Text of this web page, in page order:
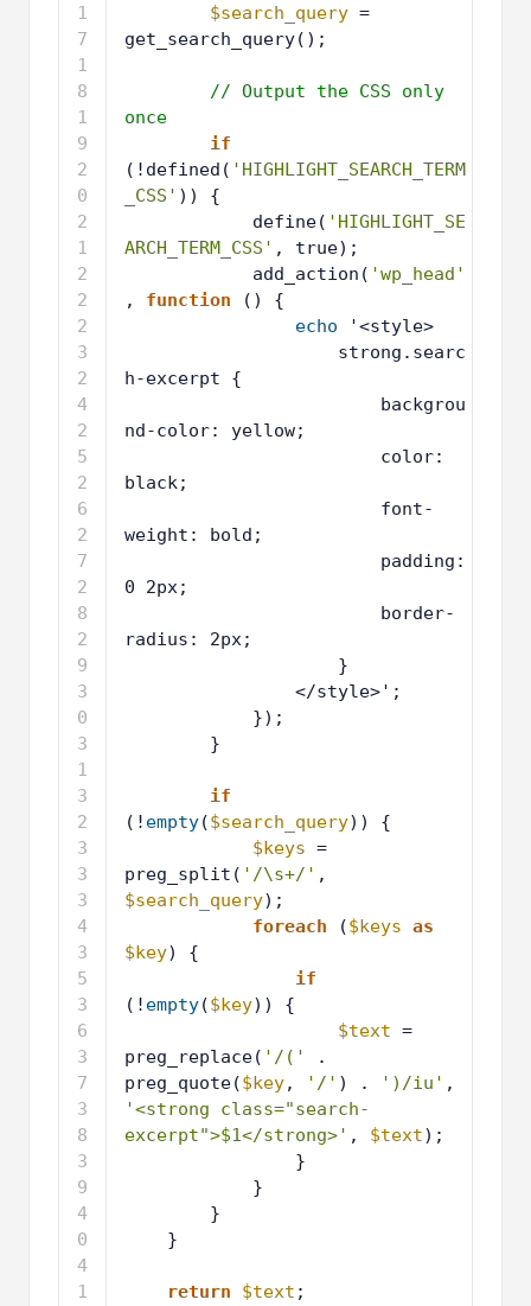
1
3
1
4
1
5
1
6
1
7
1
8
1
9
2
0
2
1
2
2
2
3
2
4
2
5
2
6
2
7
2
8
2
9
3
0
3
1
3
2
3
3
3
4
3
5
3
6
3
7
3
8
3
9
4
0
4
$search_query =
get_search_query();
// Output the CSS only
once
if
(!defined( 'HIGHLIGHT_SEARCH_TERM
_CSS' )) {
define( 'HIGHLIGHT_SE
ARCH_TERM_CSS' , true);
add_action( 'wp_head'
, function
() {
echo
'<style>
strong.searc
h-excerpt {
backgrou
nd-color: yellow;
color:
black;
font-
weight: bold;
padding:
0 2px;
border-
radius: 2px;
}
</style>';
});
}
if
(! empty($search_query)) {
$keys =
preg_split( '/\s+/'
$search_query);
foreach
($keys as
$key) {
if
(! empty($key)) {
$text =
preg_replace( '/('
.
preg_quote($key, '/' ) . ')/iu'
'<strong class="search-
excerpt">$1</strong>' , $text);
}
}
}
}
return $text ;